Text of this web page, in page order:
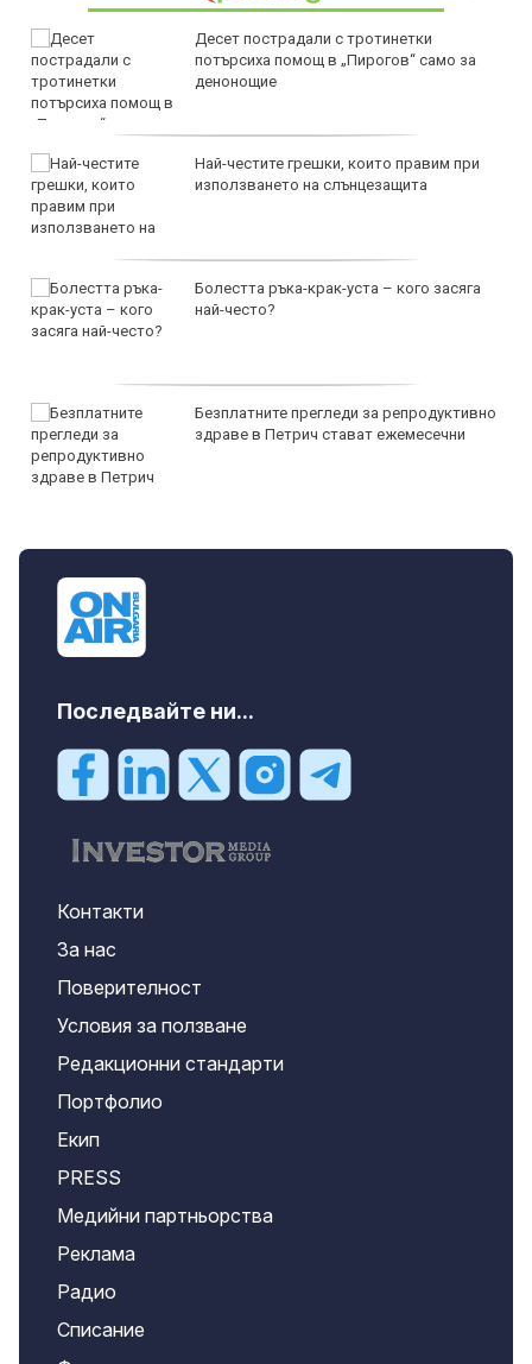
Десет пострадали с тротинетки
потърсиха помощ в „Пирогов“ само за
денонощие
Най-честите грешки, които правим при
използването на слънцезащита
Болестта ръка-крак-уста – кого засяга
най-често?
Безплатните прегледи за репродуктивно
здраве в Петрич стават ежемесечни
Последвайте ни...
Контакти
За нас
Поверителност
Условия за ползване
Редакционни стандарти
Портфолио
Екип
PRESS
Медийни партньорства
Реклама
Радио
Списание